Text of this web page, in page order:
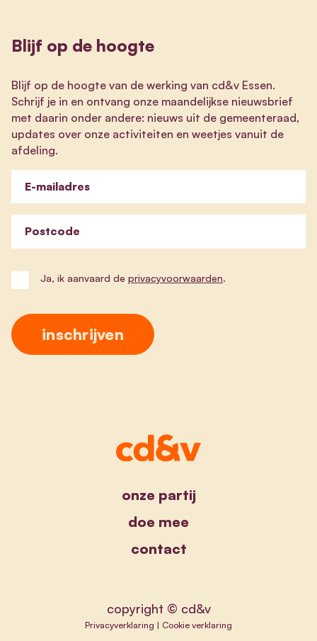
Blijf op de hoogte
Blijf op de hoogte van de werking van cd&v Essen.
Schrijf je in en ontvang onze maandelijkse nieuwsbrief
met daarin onder andere: nieuws uit de gemeenteraad,
updates over onze activiteiten en weetjes vanuit de
afdeling.
E-mailadres
Postcode
Ja, ik aanvaard de privacyvoorwaarden.
onze partij
doe mee
contact
copyright © cd&v
Privacyverklaring | Cookie verklaring